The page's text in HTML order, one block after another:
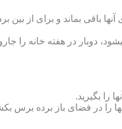
باقی بماند و برای از بین
دوبار در هفته خانه را
را بگیرید.
را در فضای باز برده برس